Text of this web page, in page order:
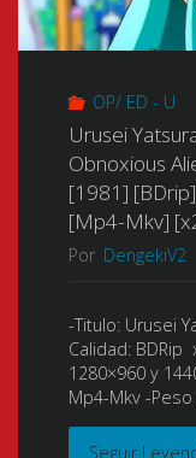
OP/ ED - U
Urusei
Obnoxious
[1981]
[Mp4-Mkv]
Por DengekiV2
-Titulo: Urusei
Calidad: BDRip
1280×960 y
Mp4-Mkv -
Seguir